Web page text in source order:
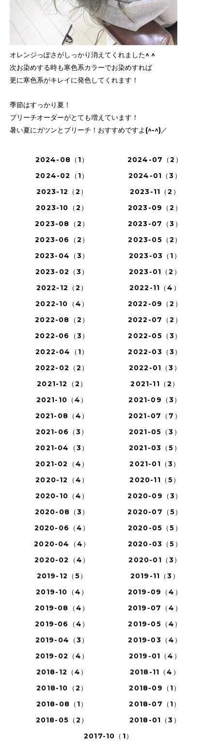
オレンジっぽさがしっかり消えてくれました^ ^
次お染めする時も寒色系カラーでお染めすれば
更に寒色系がキレイに発色してくれます！
季節はすっかり夏！
ブリーチオーダーがとても増えています！
暑い夏にガツンとブリーチ！おすすめですよ(^-^)／
2024-08（1）
2024-07（2）
2024-02（1）
2024-01（3）
2023-12（2）
2023-11（2）
2023-10（2）
2023-09（2）
2023-08（2）
2023-07（3）
2023-06（2）
2023-05（2）
2023-04（3）
2023-03（1）
2023-02（3）
2023-01（2）
2022-12（2）
2022-11（4）
2022-10（4）
2022-09（2）
2022-08（2）
2022-07（2）
2022-06（3）
2022-05（3）
2022-04（1）
2022-03（3）
2022-02（2）
2022-01（3）
2021-12（2）
2021-11（2）
2021-10（4）
2021-09（3）
2021-08（4）
2021-07（7）
2021-06（3）
2021-05（3）
2021-04（3）
2021-03（5）
2021-02（4）
2021-01（3）
2020-12（4）
2020-11（5）
2020-10（4）
2020-09（3）
2020-08（3）
2020-07（5）
2020-06（4）
2020-05（5）
2020-04（4）
2020-03（5）
2020-02（4）
2020-01（3）
2019-12（5）
2019-11（3）
2019-10（4）
2019-09（4）
2019-08（4）
2019-07（4）
2019-06（4）
2019-05（4）
2019-04（3）
2019-03（4）
2019-02（4）
2019-01（4）
2018-12（4）
2018-11（4）
2018-10（2）
2018-09（1）
2018-08（1）
2018-07（1）
2018-05（2）
2018-01（3）
2017-10（1）